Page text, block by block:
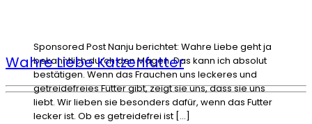
Sponsored Post Nanju berichtet: Wahre Liebe geht ja
bekanntlich durch den Magen. Das kann ich absolut
bestätigen. Wenn das Frauchen uns leckeres und
getreidefreies Futter gibt, zeigt sie uns, dass sie uns
liebt. Wir lieben sie besonders dafür, wenn das Futter
lecker ist. Ob es getreidefrei ist […]
Wahre Liebe Katzenfutter